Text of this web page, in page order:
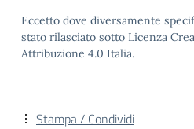
Eccetto dove diversamente
stato rilasciato sotto Licenza
Attribuzione 4.0 Italia.
Stampa / Condividi